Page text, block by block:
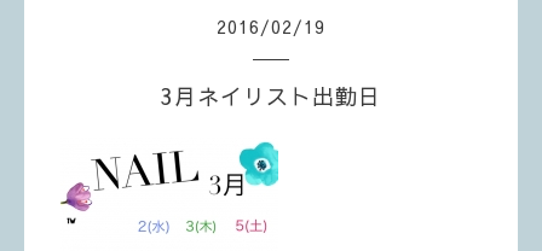
2016/02/19
3月ネイリスト出勤日